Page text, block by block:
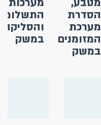
הסדרת
מערכת
המזומנים
במשק
והסליקה
במשק